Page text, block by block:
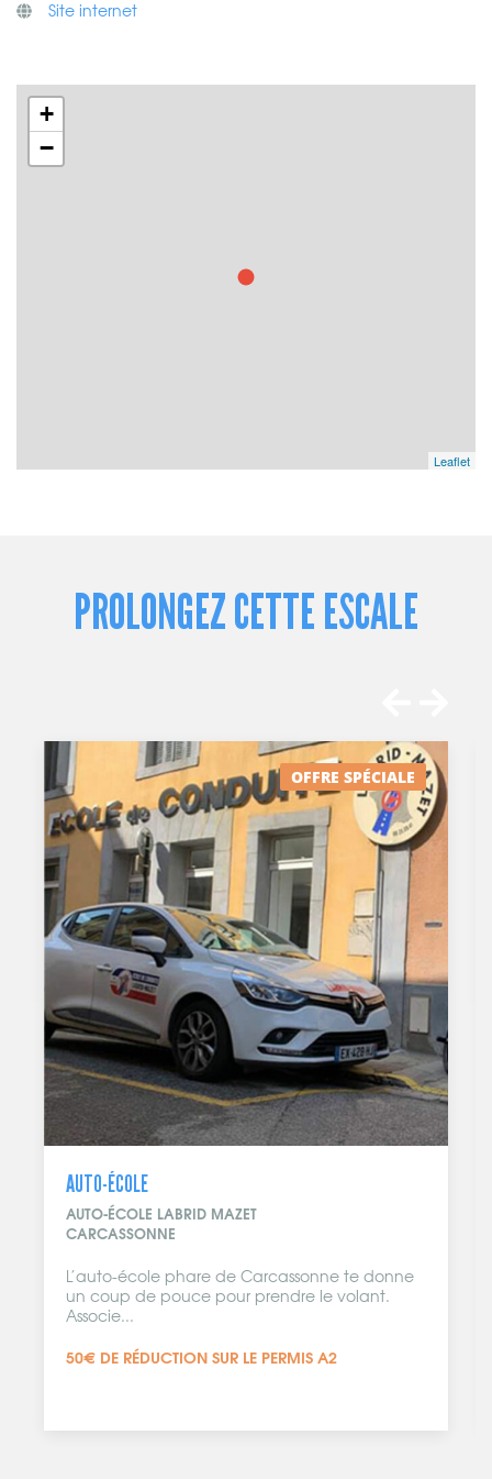
Site internet
+
−
Leaflet
PROLONGEZ CETTE ESCALE
-10%
COIFFEUR
L'INSTANT COIFFURE & ESTHÉTIQUE
CARCASSONNE
Nouvel espaace bien-être sur Carcassonne.
Florence et Romain t'accueillent au 61 rue de
Verdun...